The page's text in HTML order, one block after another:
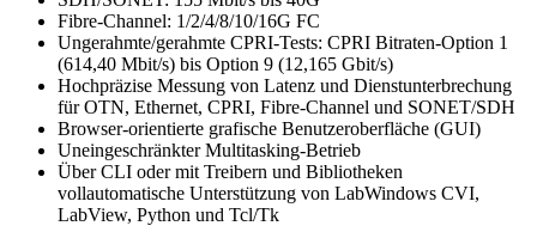
Fibre-Channel: 1/2/4/8/10/16G FC
Ungerahmte/gerahmte CPRI-Tests: CPRI Bitraten-Option 1
(614,40 Mbit/s) bis Option 9 (12,165 Gbit/s)
Hochpräzise Messung von Latenz und Dienstunterbrechung
für OTN, Ethernet, CPRI, Fibre-Channel und SONET/SDH
Browser-orientierte grafische Benutzeroberfläche (GUI)
Uneingeschränkter Multitasking-Betrieb
Über CLI oder mit Treibern und Bibliotheken
vollautomatische Unterstützung von LabWindows CVI,
LabView, Python und Tcl/Tk